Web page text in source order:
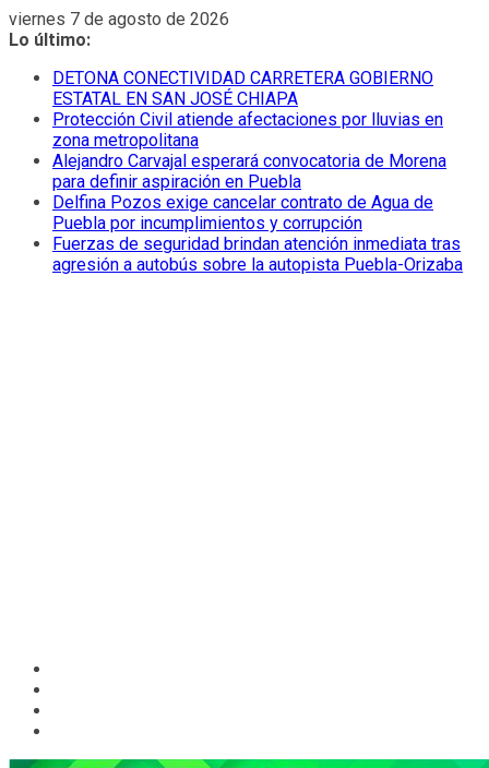
Saltar
al
viernes 7 de agosto de 2026
Lo último:
DETONA CONECTIVIDAD CARRETERA GOBIERNO
ESTATAL EN SAN JOSÉ CHIAPA
Protección Civil atiende afectaciones por lluvias en
zona metropolitana
Alejandro Carvajal esperará convocatoria de Morena
para definir aspiración en Puebla
Delfina Pozos exige cancelar contrato de Agua de
Puebla por incumplimientos y corrupción
Fuerzas de seguridad brindan atención inmediata tras
agresión a autobús sobre la autopista Puebla-Orizaba